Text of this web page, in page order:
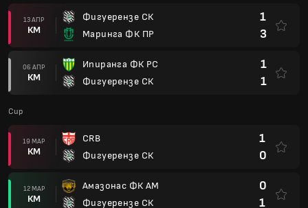
1
25 ЯНУ
КМ
Фигуерензе СК
Камбориу
1
1
0
Фигуерензе СК
0
2